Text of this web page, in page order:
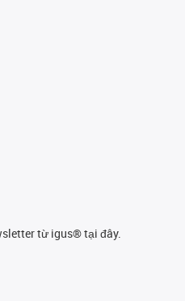
từ igus® tại đây.